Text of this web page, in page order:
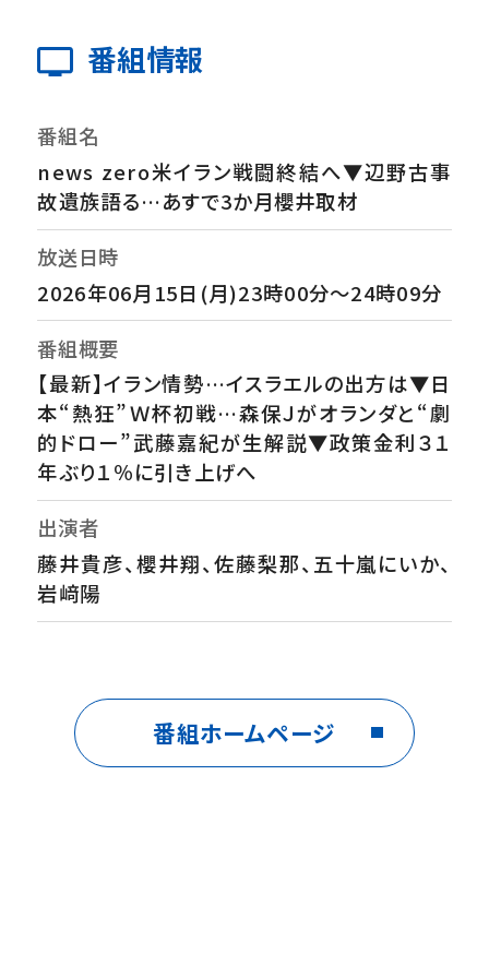
番組情報
番組名
news zero米イラン戦闘終結へ▼辺野古事
故遺族語る…あすで3か月櫻井取材
放送日時
2026年06月15日(月)23時00分～24時09分
番組概要
【最新】イラン情勢…イスラエルの出方は▼日
本“熱狂”Ｗ杯初戦…森保Ｊがオランダと“劇
的ドロー”武藤嘉紀が生解説▼政策金利３１
年ぶり１％に引き上げへ
出演者
藤井貴彦、櫻井翔、佐藤梨那、五十嵐にいか、
岩﨑陽
番組ホームページ